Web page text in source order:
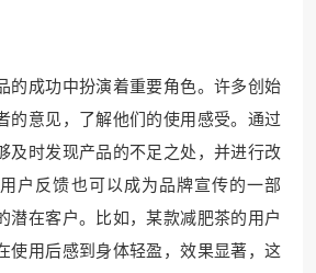
的成功中扮演着重要角色。许多创始
的意见，了解他们的使用感受。通过
及时发现产品的不足之处，并进行改
户反馈也可以成为品牌宣传的一部
潜在客户。比如，某款减肥茶的用户
使用后感到身体轻盈，效果显著，这